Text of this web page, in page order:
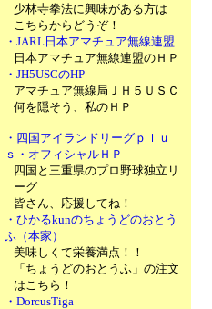
少林寺拳法に興味がある方は
こちらからどうぞ！
・JARL日本アマチュア無線連盟
日本アマチュア無線連盟のＨＰ
・JH5USCのHP
アマチュア無線局ＪＨ５ＵＳＣ
何を隠そう、私のＨＰ
・四国アイランドリーグｐｌｕ
ｓ・オフィシャルＨＰ
四国と三重県のプロ野球独立リ
ーグ
皆さん、応援してね！
・ひかるkunのちょうどのおとう
ふ（本家）
美味しくて栄養満点！！
「ちょうどのおとうふ」の注文
はこちら！
・DorcusTiga